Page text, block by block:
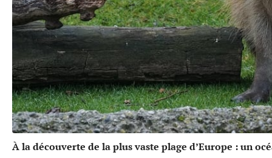
À la découverte de la plus vaste plage d’Europe : un